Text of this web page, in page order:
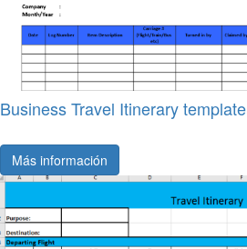
Business Travel Itinerary template
Más información